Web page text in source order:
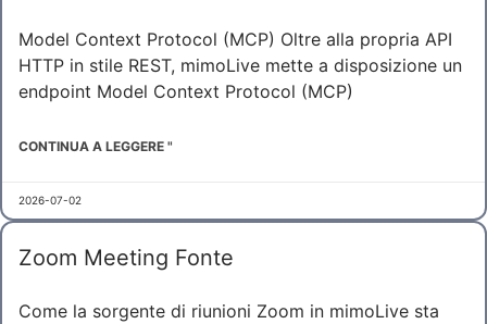
Model Context Protocol (MCP) Oltre alla propria API
HTTP in stile REST, mimoLive mette a disposizione un
endpoint Model Context Protocol (MCP)
CONTINUA A LEGGERE "
2026-07-02
Zoom Meeting Fonte
Come la sorgente di riunioni Zoom in mimoLive sta